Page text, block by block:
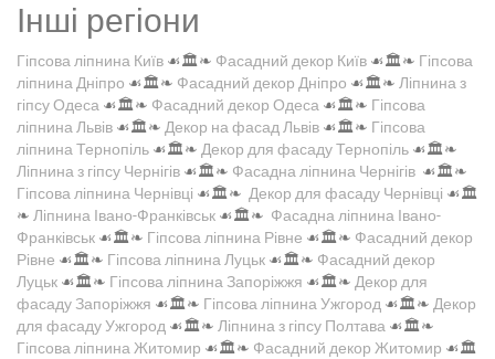
Інші регіони
Гіпсова ліпнина Київ ☙🏛️❧ Фасадний декор Київ ☙🏛️❧ Гіпсова
ліпнина Дніпро ☙🏛️❧ Фасадний декор Дніпро ☙🏛️❧ Ліпнина з
гіпсу Одеса ☙🏛️❧ Фасадний декор Одеса ☙🏛️❧ Гіпсова
ліпнина Львів ☙🏛️❧ Декор на фасад Львів ☙🏛️❧ Гіпсова
ліпнина Тернопіль ☙🏛️❧ Декор для фасаду Тернопіль ☙🏛️❧
Ліпнина з гіпсу Чернігів ☙🏛️❧ Фасадна ліпнина Чернігів ☙🏛️❧
Гіпсова ліпнина Чернівці ☙🏛️❧ Декор для фасаду Чернівці ☙🏛️
❧ Ліпнина Івано-Франківськ ☙🏛️❧ Фасадна ліпнина Івано-
Франківськ ☙🏛️❧ Гіпсова ліпнина Рівне ☙🏛️❧ Фасадний декор
Рівне ☙🏛️❧ Гіпсова ліпнина Луцьк ☙🏛️❧ Фасадний декор
Луцьк ☙🏛️❧ Гіпсова ліпнина Запоріжжя ☙🏛️❧ Декор для
фасаду Запоріжжя ☙🏛️❧ Гіпсова ліпнина Ужгород ☙🏛️❧ Декор
для фасаду Ужгород ☙🏛️❧ Ліпнина з гіпсу Полтава ☙🏛️❧
Гіпсова ліпнина Житомир ☙🏛️❧ Фасадний декор Житомир ☙🏛️